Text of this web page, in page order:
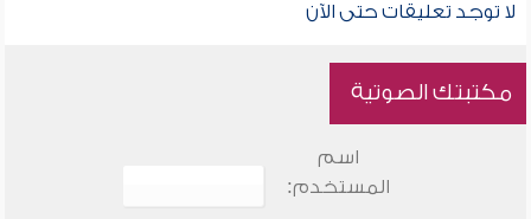
لا توجد تعليقات حتى الآن
مكتبتك الصوتية
اسم
المستخدم: